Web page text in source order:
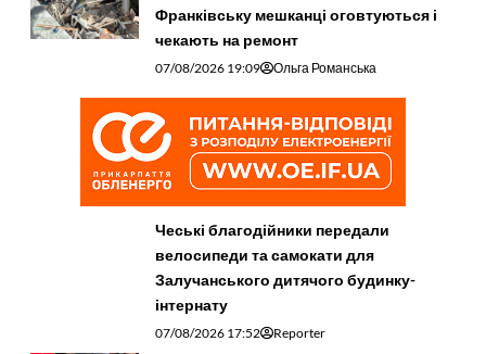
Франківську мешканці оговтуються і
чекають на ремонт
07/08/2026 19:09 Ольга Романська
Чеські благодійники передали
велосипеди та самокати для
Залучанського дитячого будинку-
інтернату
07/08/2026 17:52 Reporter